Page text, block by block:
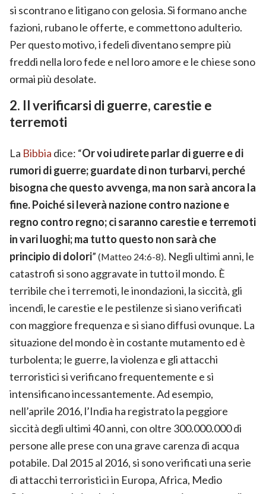
si scontrano e litigano con gelosia. Si formano anche
fazioni, rubano le offerte, e commettono adulterio.
Per questo motivo, i fedeli diventano sempre più
freddi nella loro fede e nel loro amore e le chiese sono
ormai più desolate.
2. Il verificarsi di guerre, carestie e
terremoti
La Bibbia dice: “Or voi udirete parlar di guerre e di
rumori di guerre; guardate di non turbarvi, perché
bisogna che questo avvenga, ma non sarà ancora la
fine. Poiché si leverà nazione contro nazione e
regno contro regno; ci saranno carestie e terremoti
in vari luoghi; ma tutto questo non sarà che
principio di dolori” (Matteo 24:6-8). Negli ultimi anni, le
catastrofi si sono aggravate in tutto il mondo. È
terribile che i terremoti, le inondazioni, la siccità, gli
incendi, le carestie e le pestilenze si siano verificati
con maggiore frequenza e si siano diffusi ovunque. La
situazione del mondo è in costante mutamento ed è
turbolenta; le guerre, la violenza e gli attacchi
terroristici si verificano frequentemente e si
intensificano incessantemente. Ad esempio,
nell’aprile 2016, l’India ha registrato la peggiore
siccità degli ultimi 40 anni, con oltre 300.000.000 di
persone alle prese con una grave carenza di acqua
potabile. Dal 2015 al 2016, si sono verificati una serie
di attacchi terroristici in Europa, Africa, Medio